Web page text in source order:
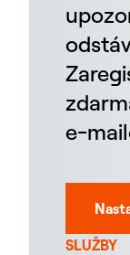
e-
SLUŽBY